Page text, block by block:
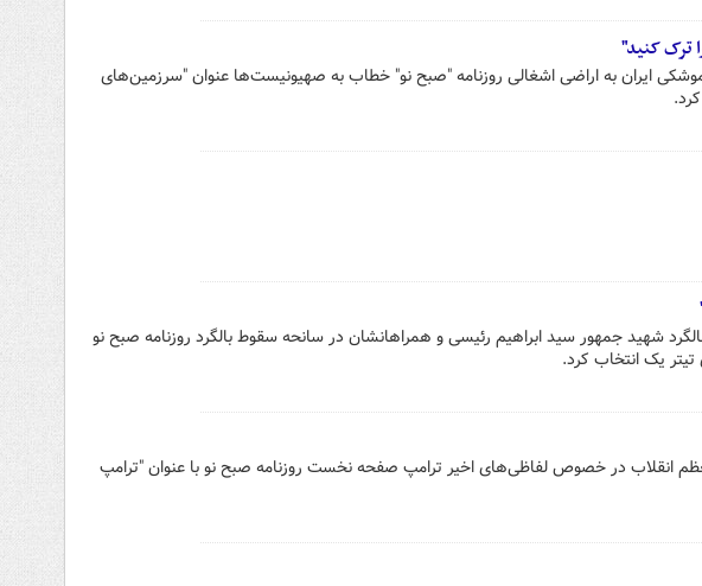
ترک کنید"
ایران به اراضی اشغالی روزنامه "صبح نو" خطاب به صهیونیست‌ها عنوان "سرزمین‌های
شهید جمهور سید ابراهیم رئیسی و همراهانشان در سانحه سقوط بالگرد روزنامه صبح نو
یک انتخاب کرد.
انقلاب در خصوص لفاظی‌های اخیر ترامپ صفحه نخست روزنامه صبح نو با عنوان "ترامپ